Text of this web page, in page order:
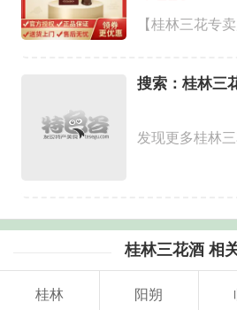
【桂林三花专
搜索：桂林三
发现更多桂林
桂林三花酒 相
桂林 阳朔